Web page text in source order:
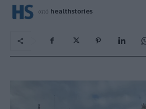
από healthstories